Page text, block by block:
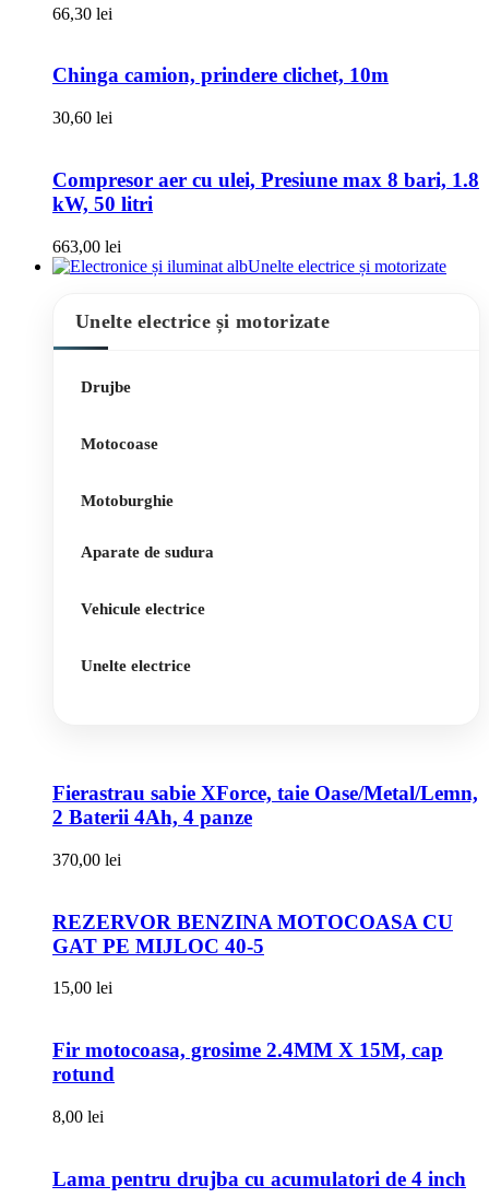
66,30 lei
Chinga camion, prindere clichet, 10m
30,60 lei
Compresor aer cu ulei, Presiune max 8 bari, 1.8
kW, 50 litri
663,00 lei
Unelte electrice și motorizate
Unelte electrice și motorizate
Drujbe
Motocoase
Motoburghie
Aparate de sudura
Vehicule electrice
Unelte electrice
Fierastrau sabie XForce, taie Oase/Metal/Lemn,
2 Baterii 4Ah, 4 panze
370,00 lei
REZERVOR BENZINA MOTOCOASA CU
GAT PE MIJLOC 40-5
15,00 lei
Fir motocoasa, grosime 2.4MM X 15M, cap
rotund
8,00 lei
Lama pentru drujba cu acumulatori de 4 inch